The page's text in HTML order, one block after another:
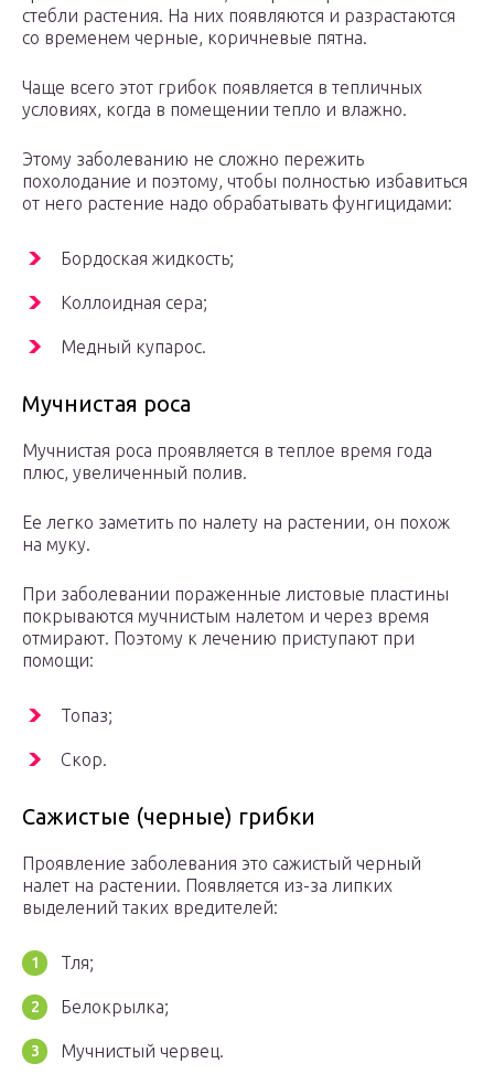
стебли растения. На них появляются и разрастаются
со временем черные, коричневые пятна.
Чаще всего этот грибок появляется в тепличных
условиях, когда в помещении тепло и влажно.
Этому заболеванию не сложно пережить
похолодание и поэтому, чтобы полностью избавиться
от него растение надо обрабатывать фунгицидами:
Бордоская жидкость;
Коллоидная сера;
Медный купарос.
Мучнистая роса
Мучнистая роса проявляется в теплое время года
плюс, увеличенный полив.
Ее легко заметить по налету на растении, он похож
на муку.
При заболевании пораженные листовые пластины
покрываются мучнистым налетом и через время
отмирают. Поэтому к лечению приступают при
помощи:
Топаз;
Скор.
Сажистые (черные) грибки
Проявление заболевания это сажистый черный
налет на растении. Появляется из-за липких
выделений таких вредителей:
Тля;
Белокрылка;
Мучнистый червец.